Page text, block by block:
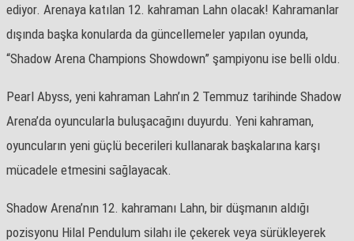
ediyor. Arenaya katılan 12. kahraman Lahn olacak! Kahramanlar
dışında başka konularda da güncellemeler yapılan oyunda,
“Shadow Arena Champions Showdown” şampiyonu ise belli oldu.
Pearl Abyss, yeni kahraman Lahn’ın 2 Temmuz tarihinde Shadow
Arena’da oyuncularla buluşacağını duyurdu. Yeni kahraman,
oyuncuların yeni güçlü becerileri kullanarak başkalarına karşı
mücadele etmesini sağlayacak.
Shadow Arena’nın 12. kahramanı Lahn, bir düşmanın aldığı
pozisyonu Hilal Pendulum silahı ile çekerek veya sürükleyerek